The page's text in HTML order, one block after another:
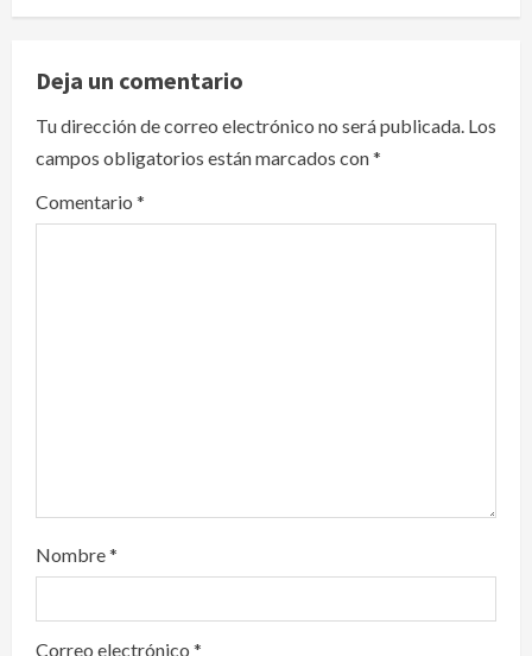
a
v
i
g
a
Deja un comentario
Tu dirección de correo electrónico no será publicada. Los
campos obligatorios están marcados con*
Comentario *
Nombre*
Correo electrónico *